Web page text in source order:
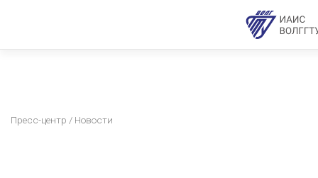
Пресс-центр / Новости